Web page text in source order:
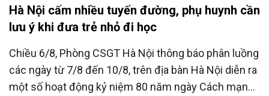
Hà Nội cấm nhiều tuyến đường, phụ huynh cần
lưu ý khi đưa trẻ nhỏ đi học
Chiều 6/8, Phòng CSGT Hà Nội thông báo phân luồng
các ngày từ 7/8 đến 10/8, trên địa bàn Hà Nội diễn ra
một số hoạt động kỷ niệm 80 năm ngày Cách mạng